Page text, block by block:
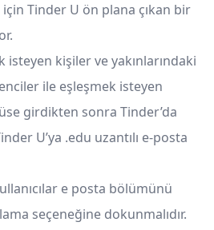
Tinder U ön plana çıkan bir
isteyen kişiler ve yakınlarındaki
ile eşleşmek isteyen
girdikten sonra Tinder’da
U’ya .edu uzantılı e-posta
e posta bölümünü
seçeneğine dokunmalıdır.